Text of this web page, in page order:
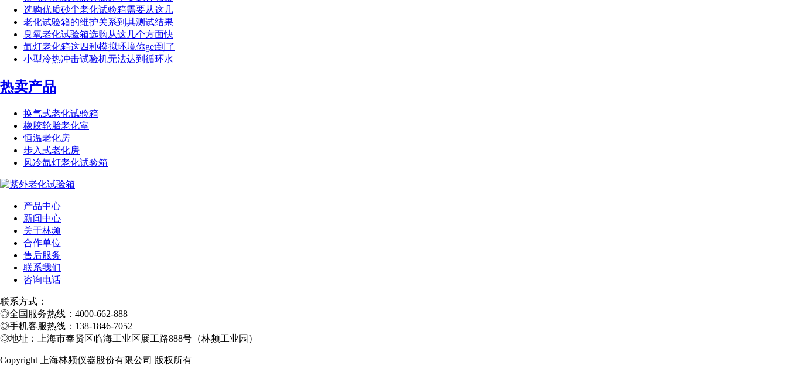
选购优质砂尘老化试验箱需要从这几
老化试验箱的维护关系到其测试结果
臭氧老化试验箱选购从这几个方面快
氙灯老化箱这四种模拟环境你get到了
小型冷热冲击试验机无法达到循环水
热卖产品
换气式老化试验箱
橡胶轮胎老化室
恒温老化房
步入式老化房
风冷氙灯老化试验箱
产品中心
新闻中心
关于林频
合作单位
售后服务
联系我们
咨询电话
联系方式：
◎全国服务热线：4000-662-888
◎手机客服热线：138-1846-7052
◎地址：上海市奉贤区临海工业区展工路888号（林频工业园）
Copyright 上海林频仪器股份有限公司 版权所有